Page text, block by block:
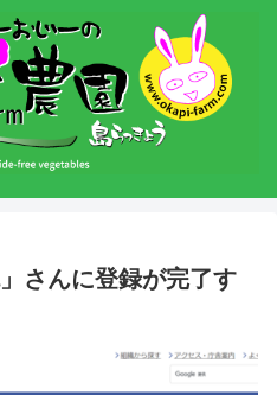
さんに登録が完了す